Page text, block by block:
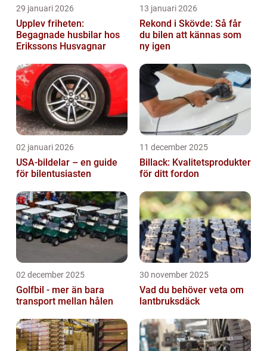
29 januari 2026
Upplev friheten:
Begagnade husbilar hos
Erikssons Husvagnar
13 januari 2026
Rekond i Skövde: Så får
du bilen att kännas som
ny igen
02 januari 2026
USA-bildelar – en guide
för bilentusiasten
11 december 2025
Billack: Kvalitetsprodukter
för ditt fordon
02 december 2025
Golfbil - mer än bara
transport mellan hålen
30 november 2025
Vad du behöver veta om
lantbruksdäck